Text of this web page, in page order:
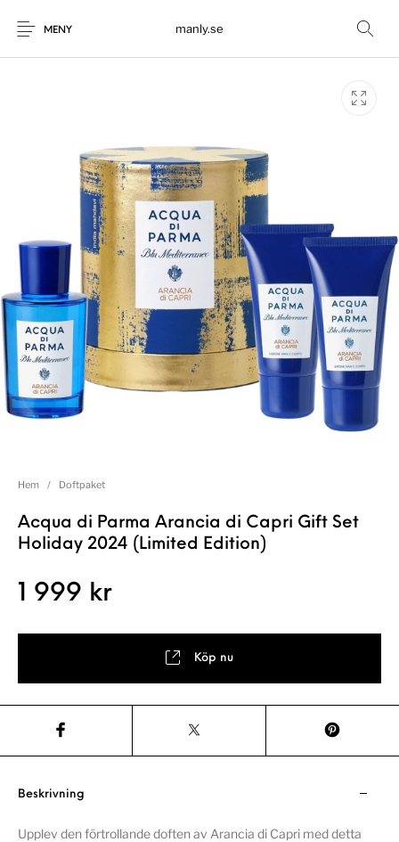
MENY manly.se
Hem / Doftpaket
Acqua di Parma Arancia di Capri Gift Set
Holiday 2024 (Limited Edition)
1 999 kr
Köp nu
Beskrivning
Upplev den förtrollande doften av Arancia di Capri med detta